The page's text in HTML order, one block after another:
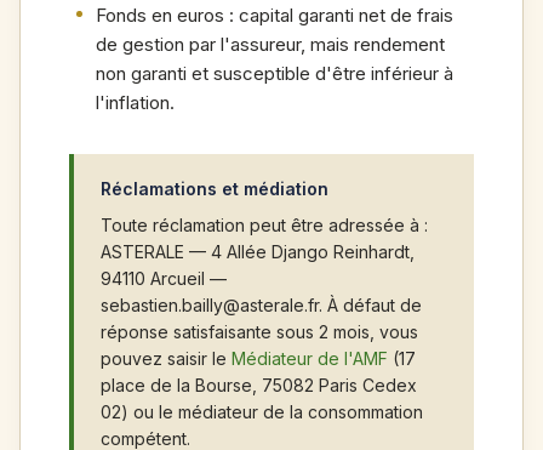
Fonds en euros : capital garanti net de frais
de gestion par l'assureur, mais rendement
non garanti et susceptible d'être inférieur à
l'inflation.
Réclamations et médiation
Toute réclamation peut être adressée à :
ASTERALE — 4 Allée Django Reinhardt,
94110 Arcueil —
sebastien.bailly@asterale.fr. À défaut de
réponse satisfaisante sous 2 mois, vous
pouvez saisir le Médiateur de l'AMF (17
place de la Bourse, 75082 Paris Cedex
02) ou le médiateur de la consommation
compétent.